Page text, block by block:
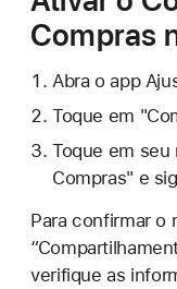
Compras
Abra o app
Toque em
Toque em seu
Compras" e
Para confirmar o
verifique as